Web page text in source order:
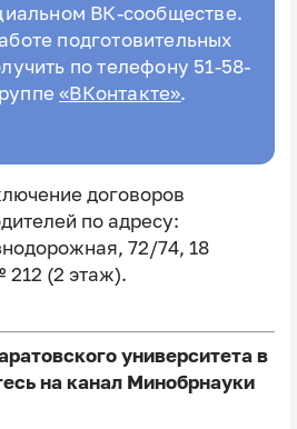
ВК-сообществе.
подготовительных
по телефону 51-58-
«ВКонтакте».
договоров
по адресу:
72/74, 18
(2 этаж).
университета в
на канал Минобрнауки